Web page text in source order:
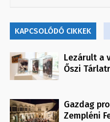
KAPCSOLÓDÓ CIKKEK
Lezárult a
Őszi
Gazdag
Zempléni